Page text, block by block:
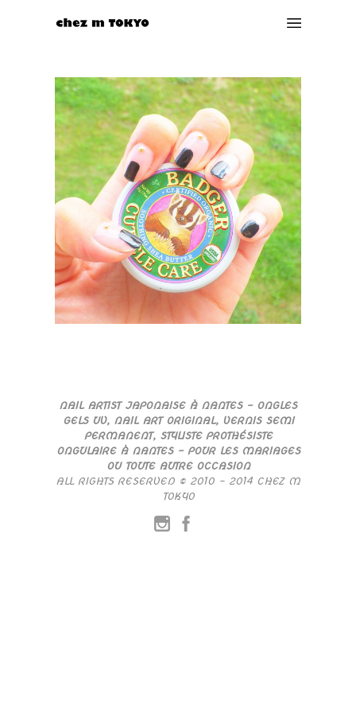
NAIL ARTIST JAPONAISE À NANTES – ONGLES
GELS UV, NAIL ART ORIGINAL, VERNIS SEMI
PERMANENT, STYLISTE PROTHÉSISTE
ONGULAIRE À NANTES – POUR LES MARIAGES
OU TOUTE AUTRE OCCASION
ALL RIGHTS RESERVED © 2010 – 2014 CHEZ M
TOKYO